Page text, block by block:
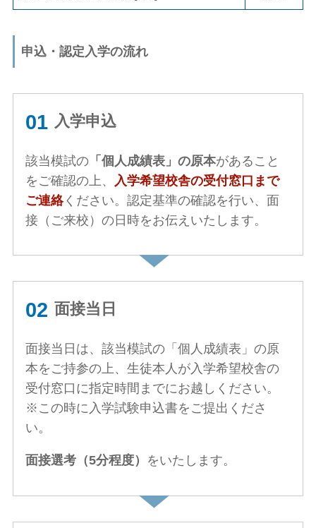
申込・認定入学の流れ
入学申込
該当模試の 「個人成績表」の原本があること
をご確認の上、
入学希望校舎の受付窓口まで
ご連絡ください。認定基準の確認を行い、面
接（ご来校）の日時をお伝えいたします。
面接当日
面接当日は、該当模試の「個人成績表」の原
本をご持参の上、生徒本人が入学希望校舎の
受付窓口に指定時間までにお越しください。
※この時に入学試験申込書をご提出くださ
い。
面接選考（5分程度） をいたします。